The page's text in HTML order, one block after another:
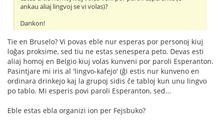
ankau aliaj lingvoj se vi volas)?
Dankon!
Tie en Bruselo? Vi povas eble nur esperas por personoj kiuj
loĝas proksime, sed tiu ne estas senespera peto. Devas esti
aliaj homoj en Belgio kiuj volas kunveni por paroli Esperanton.
Pasintjare mi iris al 'lingvo-kafejo' (ĝi estis nur kunveno en
ordinara drinkejo kaj la grupoj sidis ĉe tabloj kun unu lingvo
po tablo. Mi esperis povi paroli Esperanton, sed...
Eble estas ebla organizi ion per Fejsbuko?